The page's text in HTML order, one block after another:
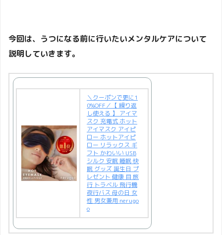
今回は、うつになる前に行いたいメンタルケアについて
説明していきます。
＼クーポンで更に1
0%OFF／【 繰り返
し使える 】 アイマ
スク 充電式 ホット
アイマスク アイピ
ロー ホットアイピ
ロー リラックス ギ
フト かわいい USB
シルク 安眠 睡眠 快
眠 グッズ 誕生日 プ
レゼント 健康 目 旅
行 トラベル 飛行機
夜行バス 母の日 女
性 男女兼用 nerugo
o